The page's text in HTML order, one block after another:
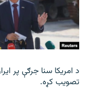
د امریکا سنا جرګې پر
تصویب کړه.